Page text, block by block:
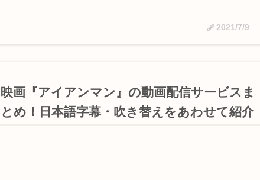
2021/7/9
映画『アイアンマン』の動画配信サービスま
とめ！日本語字幕・吹き替えをあわせて紹介